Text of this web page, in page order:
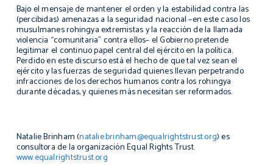
Bajo el mensaje de mantener el orden y la estabilidad contra las
(percibidas) amenazas a la seguridad nacional –en este caso los
musulmanes rohingya extremistas y la reacción de la llamada
violencia “comunitaria” contra ellos– el Gobierno pretende
legitimar el continuo papel central del ejército en la política.
Perdido en este discurso está el hecho de que tal vez sean el
ejército y las fuerzas de seguridad quienes llevan perpetrando
infracciones de los derechos humanos contra los rohingya
durante décadas, y quienes más necesitan ser reformados.
Natalie Brinham (natalie.brinham@equalrightstrust.org) es
consultora de la organización Equal Rights Trust.
www.equalrightstrust.org